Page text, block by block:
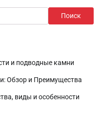
Поиск
и подводные камни
Обзор и Преимущества
виды и особенности